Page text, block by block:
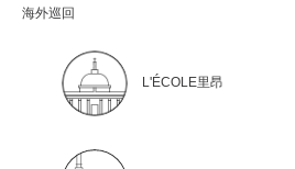
海外巡回
L'ÉCOLE里昂